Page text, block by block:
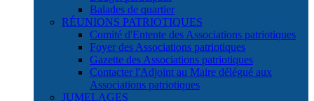
Balades de quartier
RÉUNIONS PATRIOTIQUES
Comité d'Entente des Associations patriotiques
Foyer des Associations patriotiques
Gazette des Associations patriotiques
Contacter l'Adjoint au Maire délégué aux
Associations patriotiques
JUMELAGES